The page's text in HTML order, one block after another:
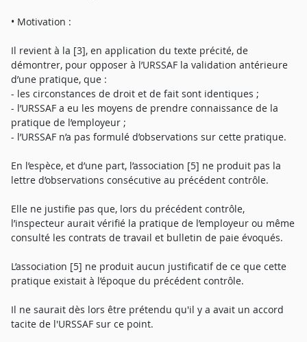
• Motivation :
Il revient à la [3], en application du texte précité, de
démontrer, pour opposer à l’URSSAF la validation antérieure
d’une pratique, que :
- les circonstances de droit et de fait sont identiques ;
- l’URSSAF a eu les moyens de prendre connaissance de la
pratique de l’employeur ;
- l’URSSAF n’a pas formulé d’observations sur cette pratique.
En l’espèce, et d’une part, l’association [5] ne produit pas la
lettre d’observations consécutive au précédent contrôle.
Elle ne justifie pas que, lors du précédent contrôle,
l’inspecteur aurait vérifié la pratique de l’employeur ou même
consulté les contrats de travail et bulletin de paie évoqués.
L’association [5] ne produit aucun justificatif de ce que cette
pratique existait à l’époque du précédent contrôle.
Il ne saurait dès lors être prétendu qu'il y a avait un accord
tacite de l'URSSAF sur ce point.